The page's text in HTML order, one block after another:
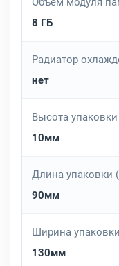
8 ГБ
Радиатор
нет
Высота
10мм
Длина упаковки
90мм
Ширина
130мм